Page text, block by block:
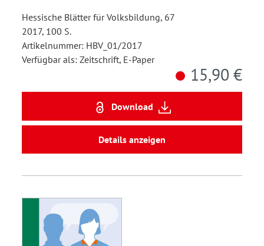
Hessische Blätter für Volksbildung, 67
2017, 100 S.
Artikelnummer: HBV_01/2017
Verfügbar als: Zeitschrift, E-Paper
15,90 €
Download
Details anzeigen